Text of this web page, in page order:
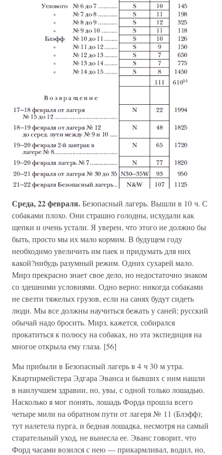
Среда, 22 февраля.Безопасный лагерь. Вышли в 10 ч. С
собаками плохо. Они страшно голодны, исхудали как
щепки и очень устали. Я уверен, что этого не должно бы
быть, просто мы их мало кормим. В будущем году
необходимо увеличить им паек и придумать для них
какой?нибудь разумный режим. Одних сухарей мало.
Мирз прекрасно знает свое дело, но недостаточно знаком
со здешними условиями. Одно верно: никогда собаками
не свезти тяжелых грузов, если на санях будут сидеть
люди. Мы все должны научиться бежать у саней; русский
обычай надо бросить. Мирз, кажется, собирался
прокатиться к полюсу на собаках, но эта экспедиция на
многое открыла ему глаза. [56]
Мы прибыли в Безопасный лагерь в 4 ч 30 м утра.
Квартирмейстера Эдгара Эванса и бывших с ним нашли
в наилучшем здравии, но, увы, с одной только лошадью.
Насколько я мог понять, лошадь Форда прошла всего
четыре мили на обратном пути от лагеря № 11 (Блэфф);
тут налетела пурга, и бедная лошадка, несмотря на самый
старательный уход, не вынесла ее. Эванс говорит, что
Форд часами возился с нею — прикармливал, водил, но,